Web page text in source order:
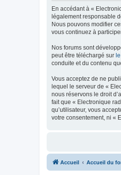
En accédant à «
légalement responsable
Nous pouvons modifier
vous continuez à
Nos forums sont
peut être téléchargé sur
conduite et du contenu
Vous acceptez de ne
lequel le serveur de «
nous réservons le droit
fait que « Electronique
qu’utilisateur, vous
votre consentement, ni «
Accueil Accueil du